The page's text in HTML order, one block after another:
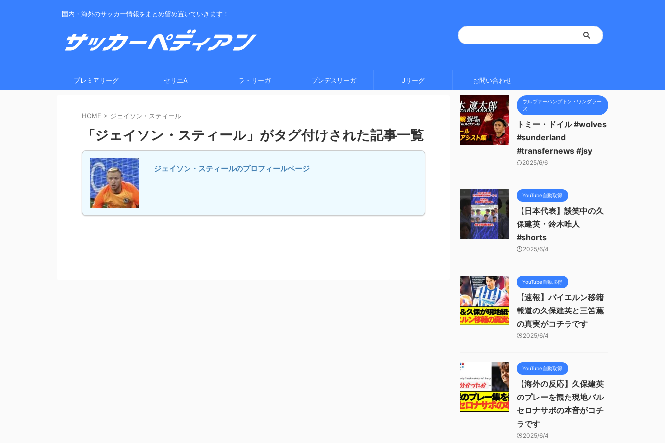
国内・海外のサッカー情報をまとめ留め置いていきます！
プレミアリーグ セリエA ラ・リーガ ブンデスリーガ Jリーグ お問い合わせ
HOME > ジェイソン・スティール
「ジェイソン・スティール」がタグ付けされた記事一覧
ジェイソン・スティールのプロフィールページ
ウルヴァーハンプトン・ワンダラー
ズ
トミー・ドイル #wolves
#sunderland
#transfernews #jsy
2025/6/6
YouTube自動取得
【日本代表】談笑中の久
保建英・鈴木唯人
#shorts
2025/6/4
YouTube自動取得
【速報】バイエルン移籍
報道の久保建英と三笘薫
の真実がコチラです
2025/6/4
YouTube自動取得
【海外の反応】久保建英
のプレーを観た現地バル
セロナサポの本音がコチ
ラです
2025/6/4